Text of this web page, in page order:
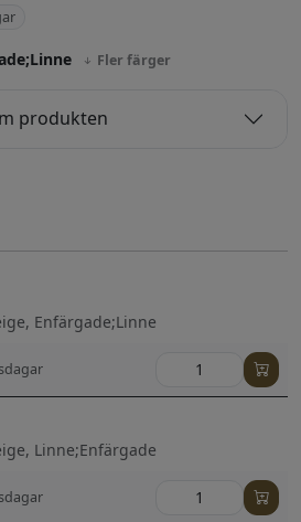
Fler färger
produkten
Enfärgade;Linne
Linne;Enfärgade